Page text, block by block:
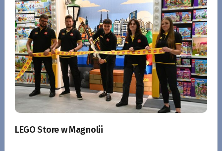
LEGO Store w Magnolii